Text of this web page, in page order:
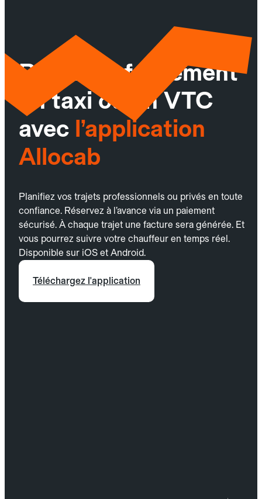
Réservez facilement
un taxi ou un VTC
avec l’application
Allocab
Planifiez vos trajets professionnels ou privés en toute
confiance. Réservez à l’avance via un paiement
sécurisé. À chaque trajet une facture sera générée. Et
vous pourrez suivre votre chauffeur en temps réel.
Disponible sur iOS et Android.
Téléchargez l'application